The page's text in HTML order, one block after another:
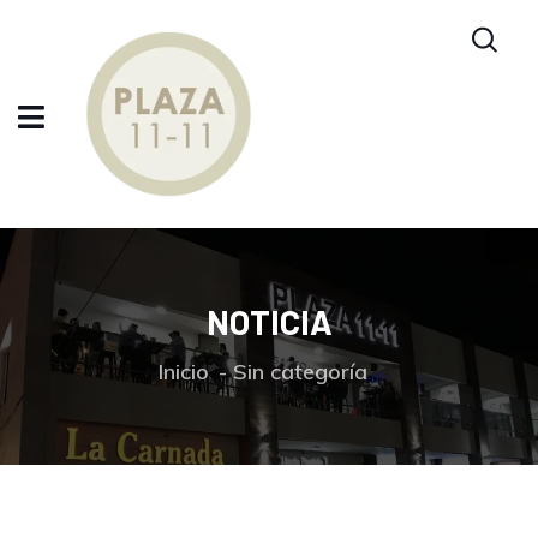
NOTICIA
Inicio Sin categoría